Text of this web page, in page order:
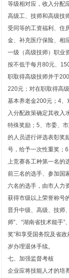
等级相对应，收入分配
高级工、技师和高级技
受同等的工资福利、住
金、补充医疗保险、相
一级（高级技师）职业
按不低于每月80元、
职取得高级技师并于
220元；对在职取得高
基本养老金200元；4、
入分配政策确定其收入
特殊奖励；5、市委、
的人员进行评选表彰奖
号，给予一次性重奖；
上竞赛各工种第一名的
前三名的选手、参加国
六名的选手，由市人力
获得市级以上荣誉称号
晋升中级、高级、技师
师”、“湖南省技术能手”
奖”和享受国务院及省
岁办理退休手续。
七、加强监督考核
企业应将技能人才的培